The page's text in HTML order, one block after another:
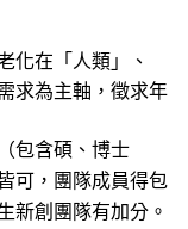
化在「人類」、
求為主軸，徵求年
包含碩、博士
可，團隊成員得包
新創團隊有加分。